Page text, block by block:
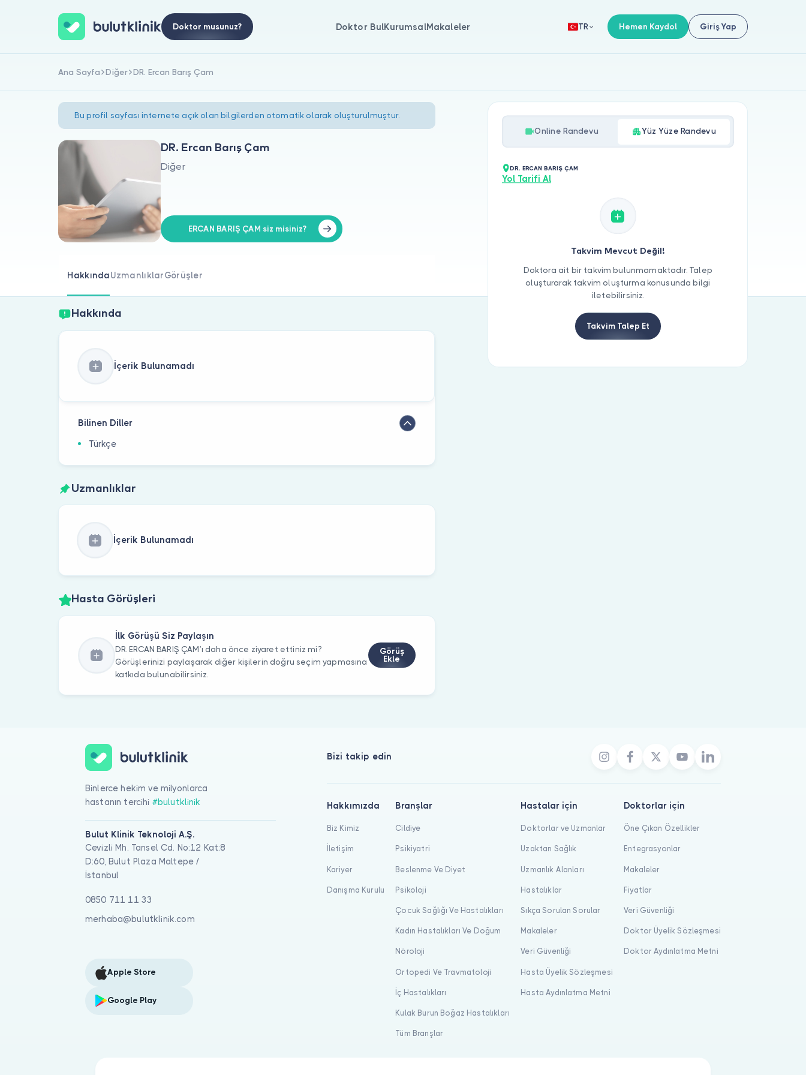
Doktor musunuz? Doktor BulKurumsalMakaleler TR Hemen Kaydol Giriş Yap
Ana Sayfa Diğer DR. Ercan Barış Çam
Bu profil sayfası internete açık olan bilgilerden otomatik olarak oluşturulmuştur.
DR. Ercan Barış Çam
Diğer
ERCAN BARIŞ ÇAM siz misiniz?
HakkındaUzmanlıklarGörüşler
Hakkında
İçerik Bulunamadı
Bilinen Diller
Türkçe
Uzmanlıklar
İçerik Bulunamadı
Hasta Görüşleri
İlk Görüşü Siz Paylaşın
DR. ERCAN BARIŞ ÇAM’ı daha önce ziyaret ettiniz mi?
Görüşlerinizi paylaşarak diğer kişilerin doğru seçim yapmasına
katkıda bulunabilirsiniz.
Görüş
Ekle
Online Randevu Yüz Yüze Randevu
DR. ERCAN BARIŞ ÇAM
Yol Tarifi Al
Takvim Mevcut Değil!
Doktora ait bir takvim bulunmamaktadır. Talep
oluşturarak takvim oluşturma konusunda bilgi
iletebilirsiniz.
Takvim Talep Et
Binlerce hekim ve milyonlarca
hastanın tercihi #bulutklinik
Bulut Klinik Teknoloji A.Ş.
Cevizli Mh. Tansel Cd. No:12 Kat:8
D:60, Bulut Plaza Maltepe /
İstanbul
0850 711 11 33
merhaba@bulutklinik.com
Apple Store
Google Play
Bizi takip edin
Hakkımızda
Biz Kimiz
İletişim
Kariyer
Danışma Kurulu
Branşlar
Cildiye
Psikiyatri
Beslenme Ve Diyet
Psikoloji
Çocuk Sağlığı Ve Hastalıkları
Kadın Hastalıkları Ve Doğum
Nöroloji
Ortopedi Ve Travmatoloji
İç Hastalıkları
Kulak Burun Boğaz Hastalıkları
Tüm Branşlar
Hastalar için
Doktorlar ve Uzmanlar
Uzaktan Sağlık
Uzmanlık Alanları
Hastalıklar
Sıkça Sorulan Sorular
Makaleler
Veri Güvenliği
Hasta Üyelik Sözleşmesi
Hasta Aydınlatma Metni
Doktorlar için
Öne Çıkan Özellikler
Entegrasyonlar
Makaleler
Fiyatlar
Veri Güvenliği
Doktor Üyelik Sözleşmesi
Doktor Aydınlatma Metni